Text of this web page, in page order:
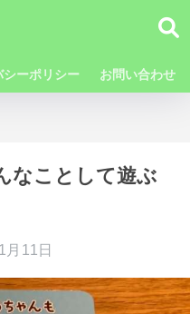
シーポリシー お問い合わせ
なことして遊ぶ
月11日